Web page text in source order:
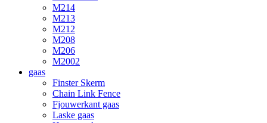
M214
M213
M212
M208
M206
M2002
gaas
Finster Skerm
Chain Link Fence
Fjouwerkant gaas
Laske gaas